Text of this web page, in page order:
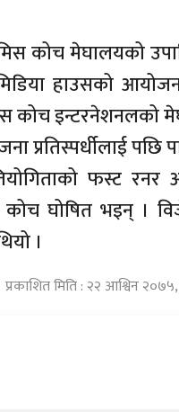
कोच मेघालयको
हाउसको
कोच इन्टरनेशनलको
प्रतिस्पर्धीलाई पछि
फस्ट
कोच घोषित भइन् ।
।
प्रकाशित मिति : २२ आश्विन